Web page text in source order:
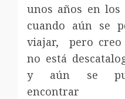
unos años en los
cuando aún se
viajar, pero creo
no está
y aún se
encontrar